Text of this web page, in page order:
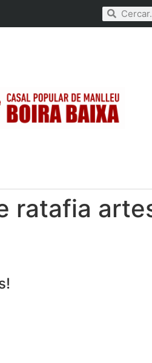
ratafia